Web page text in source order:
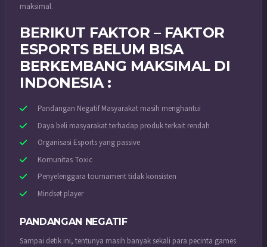
maksimal.
BERIKUT FAKTOR – FAKTOR
ESPORTS BELUM BISA
BERKEMBANG MAKSIMAL DI
INDONESIA :
Pandangan Negatif Masyarakat masih menghantui
Daya beli masyarakat terhadap produk terkait rendah
Organisasi Esports yang passive
Komunitas Toxic
Penyelenggara tournament tidak konsisten
Mindset player
PANDANGAN NEGATIF
Sampai detik ini, tentunya masih banyak sekali para pecinta games